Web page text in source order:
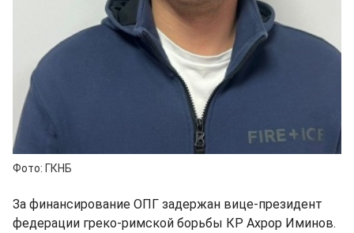
Фото: ГКНБ
За финансирование ОПГ задержан вице-президент
федерации греко-римской борьбы КР Ахрор Иминов.